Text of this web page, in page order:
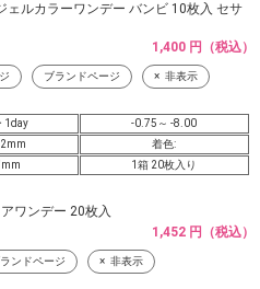
ェルカラーワンデー バンビ 10枚入 セサ
1,400 円（税込）
ブランドページ 非表示
1day
-0.75～ -8.00
着色:
1箱 20枚入り
ワンデー 20枚入
1,452 円（税込）
ンドページ 非表示